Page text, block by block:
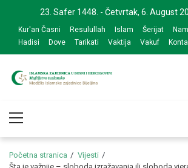
navigation
content
23. Safer 1448. - Četvrtak, 6. August
Kur'an Časni Resulullah Islam Šerijat
Hadisi
Dove Tarikati Vaktija Vakuf
zajednice
Menu
Početna stranica
Vijesti